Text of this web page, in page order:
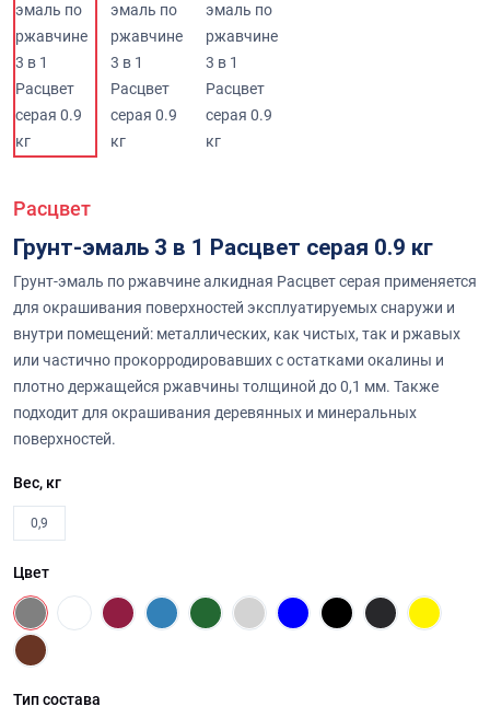
Расцвет
Грунт-эмаль 3 в 1 Расцвет серая 0.9 кг
Грунт-эмаль по ржавчине алкидная Расцвет серая применяется
для окрашивания поверхностей эксплуатируемых снаружи и
внутри помещений: металлических, как чистых, так и ржавых
или частично прокорродировавших с остатками окалины и
плотно держащейся ржавчины толщиной до 0,1 мм. Также
подходит для окрашивания деревянных и минеральных
поверхностей.
Вес, кг
0,9
Цвет
Тип состава